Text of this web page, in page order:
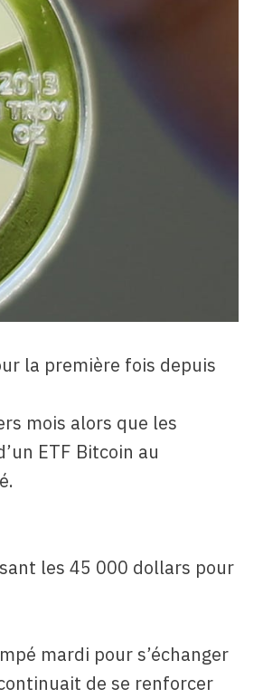
la première fois depuis
mois alors que les
ETF Bitcoin au
les 45 000 dollars pour
mardi pour s’échanger
de se renforcer